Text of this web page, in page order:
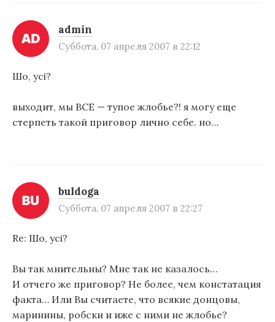
и
с
м
admin
Суббота, 07 апреля 2007 в 22:12
Шо, усi?
выходит, мы ВСЕ — тупое жлобье?! я могу еще
стерпеть такой приговор лично себе. но…
buldoga
Суббота, 07 апреля 2007 в 22:27
Re: Шо, усi?
Вы так мнительны? Мне так не казалось…
И отчего же приговор? Не более, чем констатация
факта… Или Вы считаете, что всякие донцовы,
маринины, робски и иже с ними не жлобье?